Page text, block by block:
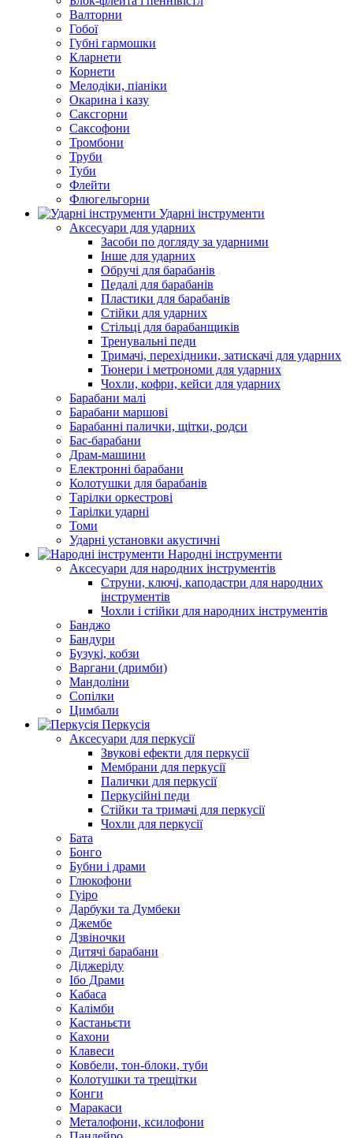
Валторни
Гобої
Губні гармошки
Кларнети
Корнети
Мелодіки, піаніки
Окарина і казу
Саксгорни
Саксофони
Тромбони
Труби
Туби
Флейти
Флюгельгорни
Ударні інструменти
Аксесуари для ударних
Засоби по догляду за ударними
Інше для ударних
Обручі для барабанів
Педалі для барабанів
Пластики для барабанів
Стійки для ударних
Стільці для барабанщиків
Тренувальні педи
Тримачі, перехідники, затискачі для ударних
Тюнери і метрономи для ударних
Чохли, кофри, кейси для ударних
Барабани малі
Барабани маршові
Барабанні палички, щітки, родси
Бас-барабани
Драм-машини
Електронні барабани
Колотушки для барабанів
Тарілки оркестрові
Тарілки ударні
Томи
Ударні установки акустичні
Народні інструменти
Аксесуари для народних інструментів
Струни, ключі, каподастри для народних
інструментів
Чохли і стійки для народних інструментів
Банджо
Бандури
Бузукі, кобзи
Варгани (дримби)
Мандоліни
Сопілки
Цимбали
Перкусія
Аксесуари для перкусії
Звукові ефекти для перкусії
Мембрани для перкусії
Палички для перкусії
Перкусійні педи
Стійки та тримачі для перкусії
Чохли для перкусії
Бата
Бонго
Бубни і драми
Глюкофони
Гуіро
Дарбуки та Думбеки
Джембе
Дзвіночки
Дитячі барабани
Діджеріду
Ібо Драми
Кабаса
Калімби
Кастаньєти
Кахони
Клавеси
Ковбели, тон-блоки, туби
Колотушки та трещітки
Конги
Маракаси
Металофони, ксилофони